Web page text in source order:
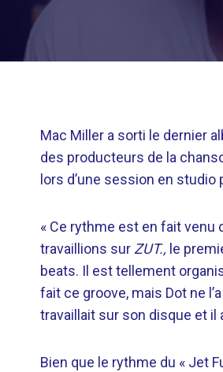
Mac Miller a sorti le dernier
des producteurs de la
lors d’une session en studio
« Ce rythme est en fait venu
travaillions sur ZUT., le
beats. Il est tellement
fait ce groove, mais Dot ne
travaillait sur son disque et il
Bien que le rythme du « Jet